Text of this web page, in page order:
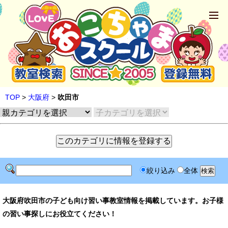
TOP > 大阪府 > 吹田市
絞り込み 全体
大阪府吹田市の子ども向け習い事教室情報を掲載しています。お子様
の習い事探しにお役立てください！